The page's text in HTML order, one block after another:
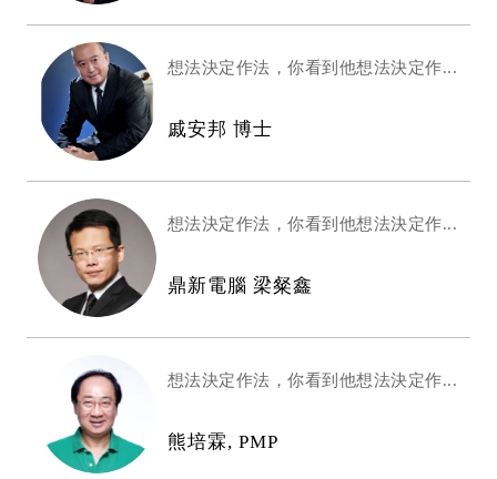
想法決定作法，你看到他想法決定作...
戚安邦 博士
想法決定作法，你看到他想法決定作...
鼎新電腦 梁粲鑫
想法決定作法，你看到他想法決定作...
熊培霖, PMP